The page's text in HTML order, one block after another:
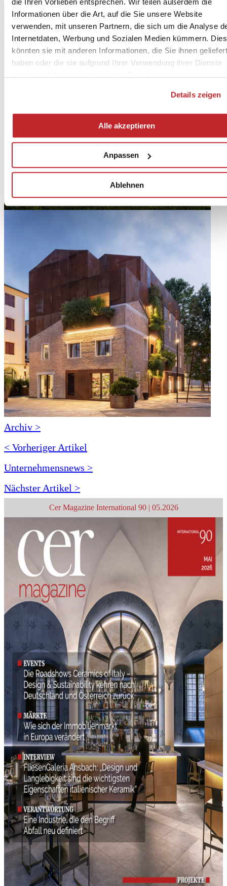
die Ihren Vorlieben entsprechen. Wir teilen außerdem die
Informationen über die Art, auf die Sie unsere Website
verwenden, mit unseren Partnern, die sich um die Analyse
Internetdaten, Werbung und Sozialen Medien kümmern.
könnten sie mit anderen Informationen, die Sie ihnen geliefert
haben oder die sie aufgrund Ihrer Verwendung ihrer Dienste
. Die Zustimmung kann durch Klicken auf die
Profiling-Cookies erhalten möchten, können Sie Ihre
Zustimmung mit der Schaltfläche „Ablehnen“ verweigern.
Details zeigen
Alle akzeptieren
Anpassen
Ablehnen
Archiv >
< Vorheriger Artikel
Unternehmensnews >
Nächster Artikel >
Cer Magazine International 90 | 05.2026